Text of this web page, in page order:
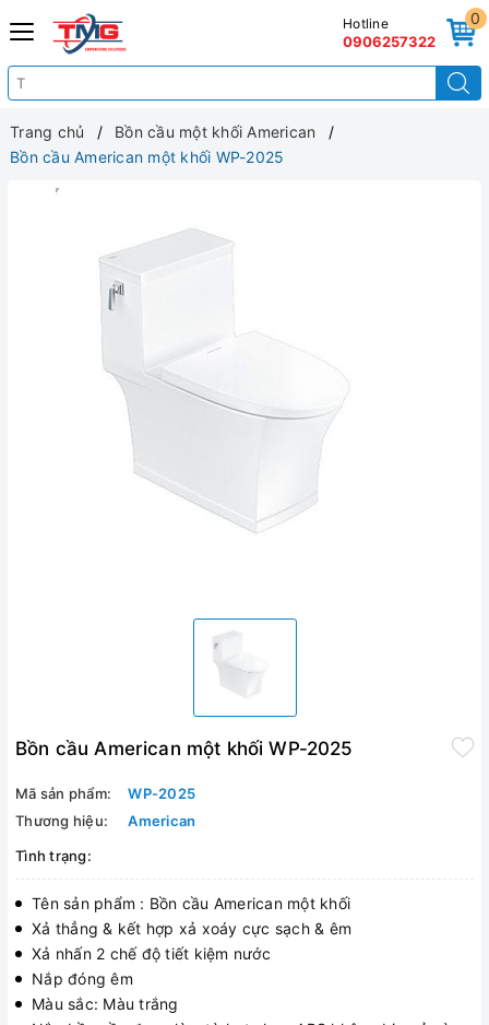
0
Hotline
0906257322
Trang chủ
Bồn cầu một khối American
Bồn cầu American một khối WP-2025
Bồn cầu American một khối WP-2025
Mã sản phẩm:
WP-2025
Thương hiệu:
American
Tình trạng:
Tên sản phẩm : Bồn cầu American một khối
Xả thẳng & kết hợp xả xoáy cực sạch & êm
Xả nhấn 2 chế độ tiết kiệm nước
Nắp đóng êm
Màu sắc: Màu trắng